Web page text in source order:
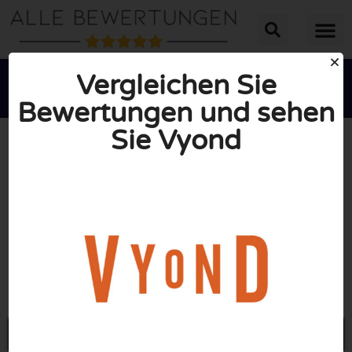
    
INSGESAMT: 10/10
(0 Bewertungen)
Vergleichen Sie
Bewertungen und sehen
Sie Vyond